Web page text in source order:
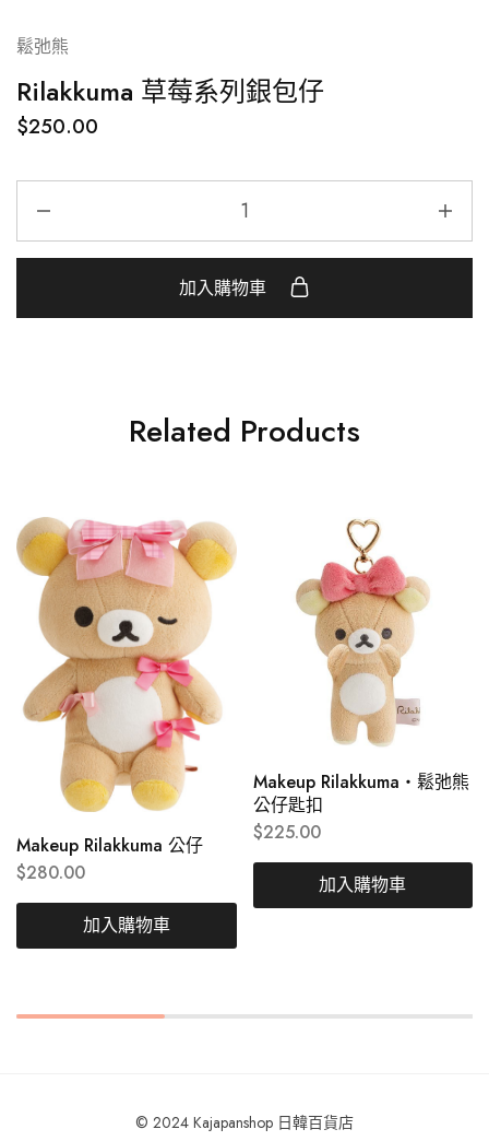
鬆弛熊
Rilakkuma 草莓系列銀包仔
$250.00
加入購物車
Related Products
Makeup Rilakkuma 公仔
$280.00
加入購物車
Makeup Rilakkuma・鬆弛熊
公仔匙扣
$225.00
加入購物車
© 2024 Kajapanshop 日韓百貨店